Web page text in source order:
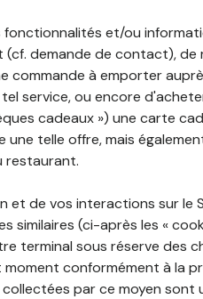
fonctionnalités et/ou
demande de contact), de
commande à emporter
service, ou encore
cadeaux ») une carte
une telle offre, mais
restaurant.
et de vos interactions sur le
similaires (ci-après les «
terminal sous réserve des
conformément à la
par ce moyen sont